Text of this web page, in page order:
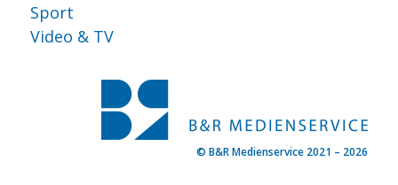
Sport
Video & TV
© B&R Medienservice 2021 – 2026